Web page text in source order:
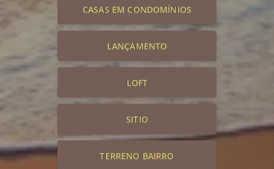
CASAS EM CONDOMÍNIOS
LANÇAMENTO
LOFT
SITIO
TERRENO BAIRRO